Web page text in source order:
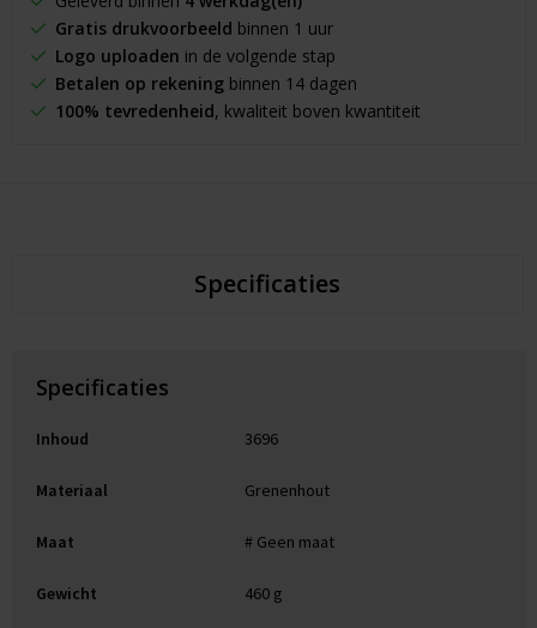
Gratis drukvoorbeeld binnen 1 uur
Logo uploaden in de volgende stap
Betalen op rekeningbinnen 14 dagen
100% tevredenheid, kwaliteit boven kwantiteit
Specificaties
Specificaties
Inhoud 3696
Materiaal Grenenhout
Maat # Geen maat
Gewicht 460 g